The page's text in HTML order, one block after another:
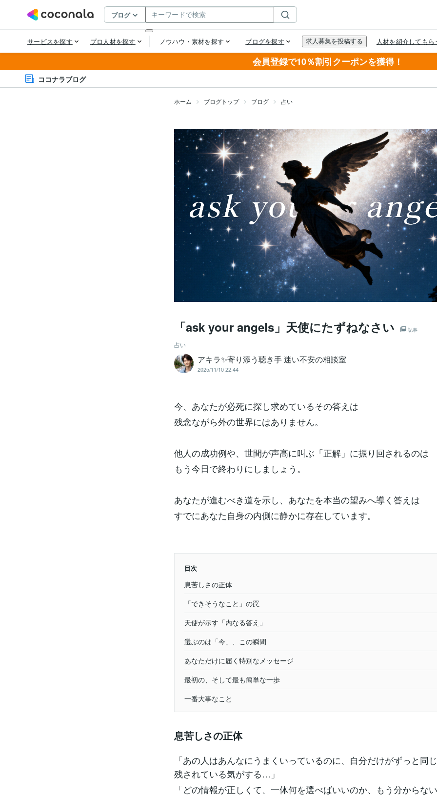
会員登録で10％割引クーポンを獲得！
ココナラブログ
ホーム ブログトップ ブログ 占い
「ask your angels」天使にたずねなさい 記事
占い
アキラ✨寄り添う聴き手 迷い不安の相談室
2025/11/10 22:44
今、あなたが必死に探し求めているその答えは
残念ながら外の世界にはありません。
他人の成功例や、世間が声高に叫ぶ「正解」に振り回されるのは
もう今日で終わりにしましょう。
あなたが進むべき道を示し、あなたを本当の望みへ導く答えは
すでにあなた自身の内側に静かに存在しています。
目次
息苦しさの正体
「できそうなこと」の罠
天使が示す「内なる答え」
選ぶのは「今」、この瞬間
あなただけに届く特別なメッセージ
最初の、そして最も簡単な一歩
一番大事なこと
息苦しさの正体
「あの人はあんなにうまくいっているのに、自分だけがずっと同
残されている気がする…」
「どの情報が正しくて、一体何を選べばいいのか、もう分からな